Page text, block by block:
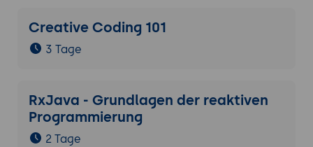
Creative Coding 101
3 Tage
RxJava - Grundlagen der reaktiven
Programmierung
2 Tage